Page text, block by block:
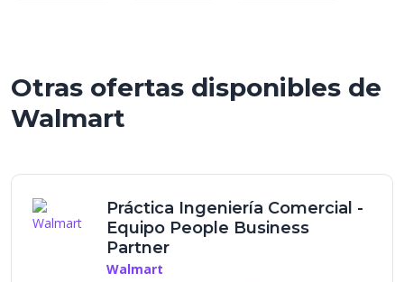
Otras ofertas disponibles de
Walmart
Práctica Ingeniería Comercial -
Equipo People Business
Partner
Walmart